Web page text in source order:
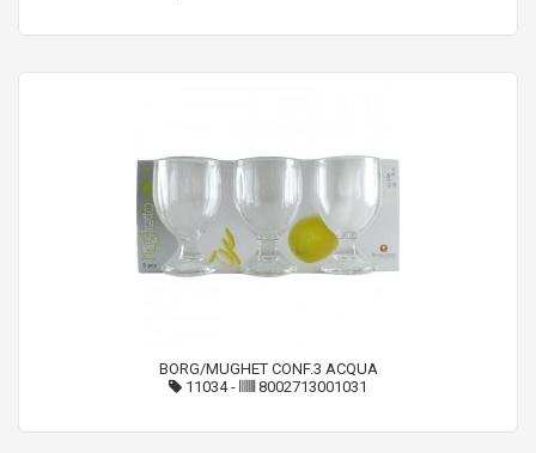
BORG/MUGHET CONF.3 ACQUA
11034- 8002713001031